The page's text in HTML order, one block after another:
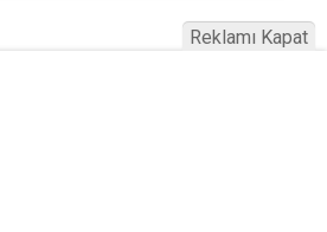
Reklamı Kapat